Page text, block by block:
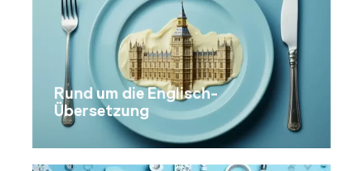
Rund um die Englisch-
Übersetzung